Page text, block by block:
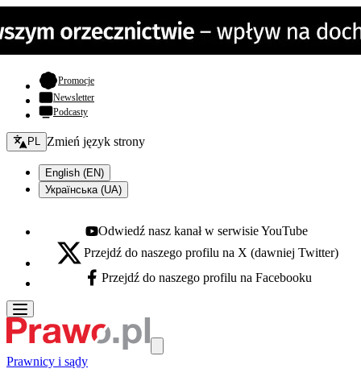
Promocje- otwiera się w nowej karcie
Newsletter
Podcasty
Zmień język - bieżący:
PL Zmień język strony
English (EN)
Українська (UA)
Youtube - otwiera się w nowej karcie
Odwiedź nasz kanał w serwisie YouTube
X - otwiera się w nowej karcie
Przejdź do naszego profilu na X (dawniej Twitter)
Facebook - otwiera się w nowej karcie
Przejdź do naszego profilu na Facebooku
Prawnicy i sądy